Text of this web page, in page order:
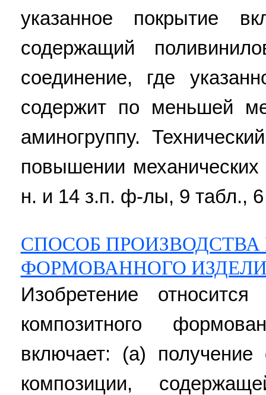
указанное покрытие
содержащий
соединение, где
содержит по меньшей
аминогруппу.
повышении механических
н. и 14 з.п. ф-лы, 9 табл.,
СПОСОБ
ФОРМОВАННОГО
Изобретение
композитного
включает: (а)
композиции,